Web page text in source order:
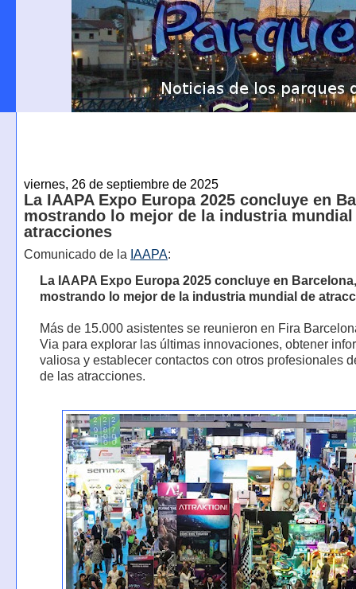
viernes, 26 de septiembre de 2025
La IAAPA Expo Europa 2025 concluye en
mostrando lo mejor de la industria mundial
atracciones
Comunicado de la IAAPA:
La IAAPA Expo Europa 2025 concluye en Barcelona,
mostrando lo mejor de la industria mundial de
Más de 15.000 asistentes se reunieron en Fira
Via para explorar las últimas innovaciones, obtener
valiosa y establecer contactos con otros profesionales
de las atracciones.